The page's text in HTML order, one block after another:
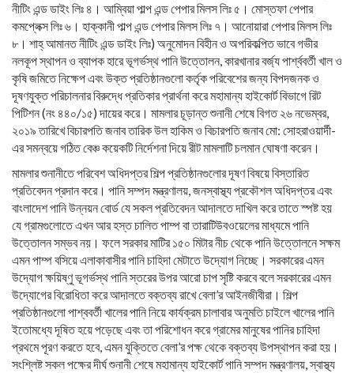
নীটিং এন্ড ডাইং লিঃ ৪। আম্বিয়া পাল্প এন্ড পেপার মিলস লিঃ ৫। মোস্তফা পেপার
কমপ্লেক্স লিঃ ৬। হাক্কানী পাল্প এন্ড পেপার মিলস লিঃ ৭। আনোয়ারা পেপার মিলস লিঃ
৮। শাহ্ আমানত নীটিং এন্ড ডাইং লিঃ) অনুমোদন বিহীন ও অপরিকল্পিত ভাবে গভীর
নলকূপ স্থাপন ও ব্যাপক হারে ভূগর্ভস্থ পানি উত্তোলন, কারখানার বর্জ্য পার্শ্ববর্তী খাল ও
কৃষি জমিতে নিক্ষেপ এবং উক্ত প্রতিষ্ঠানগুলো কর্তৃক পরিবেশের জন্য বিপদজনক ও
দূষণযুক্ত পরিচালনার বিরুদ্ধে প্রতিকার প্রার্থনা করে মহামান্য হাইকোর্ট বিভাগে রিট
পিটিশন (নং ৪৪০/১৫) দায়ের করে। মামলার চূড়ান্ত শুনানী শেষে বিগত ২৬ নভেম্বর,
২০১৯ তারিখে বিচারপতি জনাব তারিক উল হাকিম ও বিচারপতি জনাব মো: সোহরাওয়ার্দী-
এর সমন্বয়ে গঠিত বেঞ্চ কয়েকটি নির্দেশনা দিয়ে রীট মামলাটি চলমান ঘোষণা করেন।
মামলার শুনানীতে পরিবেশ অধিদপ্তর শিল্প প্রতিষ্ঠানগুলোর দূষণ বিষয়ে বিস্তারিত
প্রতিবেদন প্রদান করে। পানি সম্পদ মন্ত্রণালয়, জনস্বাস্থ্য প্রকৌশল অধিদপ্তর এবং
বাংলাদেশ পানি উন্নয়ন বোর্ড যে সকল প্রতিবেদন আদালতে দাখিল করে তাতে স্পষ্ট হয়
যে গ্রামগুলোতে এখন আর হস্ত চালিত পাম্প বা তারাটিউবওয়েলের মাধ্যমে পানি
উত্তোলন সম্ভব নয়। ফলে সরকার মাটির ১৫০ মিটার নীচ থেকে পানি উত্তোলনে সক্ষম
এমন পাম্প বসিয়ে এলাকাবাসীর পানি চাহিদা মেটাতে উদ্যোগ নিচ্ছে। সরকারের এমন
উদ্যোগ ক্ষয়িষ্ণু ভূগর্ভস্থ পানি স্তরের উপর আরো চাপ সৃষ্টি করবে বলে সরকারের এমন
উদ্যোগের বিরোধিতা করে আদালতে বক্তব্য রাখে বেলা’র আইনজীবীরা। শিল্প
প্রতিষ্ঠানগুলো পাশ্ববর্তী খালের পানি নিয়ে কার্যক্রম চালাবার অনুমতি চাইলে খালের পানি
ইতোমধ্যে দূষিত হয়ে পড়েছে এবং তা পরিশোধন করে গ্রামের মানুষের পানির চাহিদা
প্রথমে পূরণ করতে হবে, এমন যুক্তিতে বেলা’র পক্ষ থেকে বক্তব্য উপস্থাপন করা হয়।
সংশ্লিষ্ট সকল পক্ষের দীর্ঘ শুনানী শেষে মহামান্য হাইকোর্ট পানি সম্পদ মন্ত্রণালয়, স্বাস্থ্য